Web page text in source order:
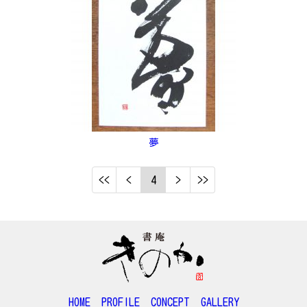
夢
4
HOME PROFILE CONCEPT GALLERY